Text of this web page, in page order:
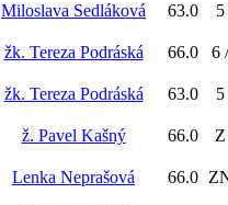
Miloslava Sedláková 63.0
žk. Tereza Podráská 66.0 6
žk. Tereza Podráská 63.0
ž. Pavel Kašný 66.0
Lenka Neprašová 66.0